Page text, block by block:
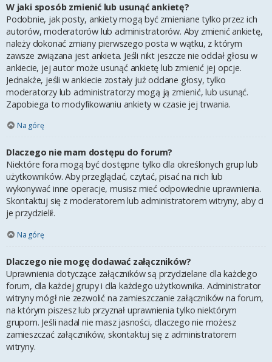
W jaki sposób zmienić lub usunąć ankietę?
Podobnie, jak posty, ankiety mogą być zmieniane tylko przez ich
autorów, moderatorów lub administratorów. Aby zmienić ankietę,
należy dokonać zmiany pierwszego posta w wątku, z którym
zawsze związana jest ankieta. Jeśli nikt jeszcze nie oddał głosu w
ankiecie, jej autor może usunąć ankietę lub zmienić jej opcje.
Jednakże, jeśli w ankiecie zostały już oddane głosy, tylko
moderatorzy lub administratorzy mogą ją zmienić, lub usunąć.
Zapobiega to modyfikowaniu ankiety w czasie jej trwania.
Na górę
Dlaczego nie mam dostępu do forum?
Niektóre fora mogą być dostępne tylko dla określonych grup lub
użytkowników. Aby przeglądać, czytać, pisać na nich lub
wykonywać inne operacje, musisz mieć odpowiednie uprawnienia.
Skontaktuj się z moderatorem lub administratorem witryny, aby ci
je przydzielił.
Na górę
Dlaczego nie mogę dodawać załączników?
Uprawnienia dotyczące załączników są przydzielane dla każdego
forum, dla każdej grupy i dla każdego użytkownika. Administrator
witryny mógł nie zezwolić na zamieszczanie załączników na forum,
na którym piszesz lub przyznał uprawnienia tylko niektórym
grupom. Jeśli nadal nie masz jasności, dlaczego nie możesz
zamieszczać załączników, skontaktuj się z administratorem
witryny.